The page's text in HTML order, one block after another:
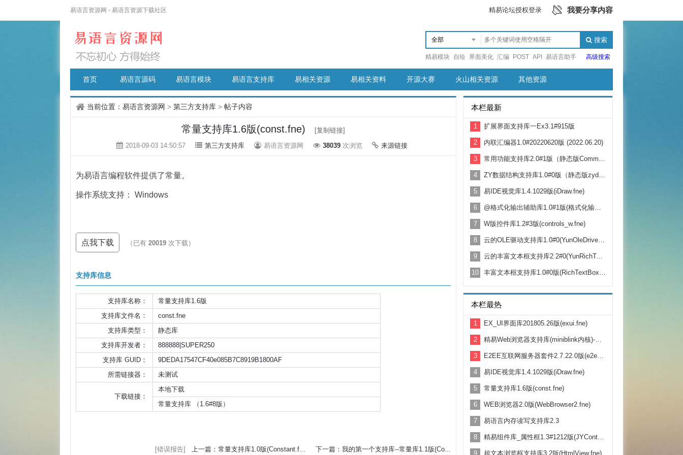
易语言资源网 - 易语言资源下载社区 精易论坛授权登录 我要分享内容
搜索
精易模块 自绘 界面美化 汇编 POST API 易语言助手 高级搜索
首页 易语言源码 易语言模块 易语言支持库 易相关资源 易相关资料 开源大赛 火山相关资源 其他资源
当前位置： 易语言资源网 > 第三方支持库 > 帖子内容
常量支持库1.6版(const.fne)
[复制链接]
2018-09-03 14:50:57
第三方支持库 易语言资源网 38039 次浏览 来源链接
为易语言编程软件提供了常量。
操作系统支持： Windows
点我下载 （已有 20019 次下载）
支持库信息
支持库名称：
常量支持库1.6版
支持库文件名：
const.fne
支持库类型：
静态库
支持库开发者：
888888|SUPER250
支持库 GUID：
9DEDA17547CF40e085B7C8919B1800AF
所需链接器：
未测试
下载链接：
本地下载
常量支持库 （1.6#8版）
[错误报告] 上一篇：常量支持库1.0版(Constant.f... 下一篇：我的第一个支持库--常量库1.1版(Co...
本栏最新
1 扩展界面支持库一Ex3.1#915版
2 内联汇编器1.0#20220620版 (2022.06.20)
3 常用功能支持库2.0#1版（静态版CommonSupport.fne）
4 ZY数据结构支持库1.0#0版（静态版zydatastruct.fne）
5 易IDE视觉库1.4.1029版(iDraw.fne)
6 @格式化输出辅助库1.0#1版(格式化输出辅助库.fne)
7 W版控件库1.2#3版(controls_w.fne)
8 云的OLE驱动支持库1.0#0(YunOleDriver.fne)
9 云的丰富文本框支持库2.2#0(YunRichText.fne)
10 丰富文本框支持库1.0#0版(RichTextBox.fne)
本栏最热
1 EX_UI界面库201805.26版(exui.fne)
2 精易Web浏览器支持库(miniblink内核)-正式版发布 1.7.620
3 E2EE互联网服务器套件2.7.22.0版(e2ee.fne)
4 易IDE视觉库1.4.1029版(iDraw.fne)
5 常量支持库1.6版(const.fne)
6 WEB浏览器2.0版(WebBrowser2.fne)
7 易语言内存读写支持库2.3
8 精易组件库_属性框1.3#1212版(JYControl.fne)
9 超文本浏览框支持库3.2版(HtmlView.fne)